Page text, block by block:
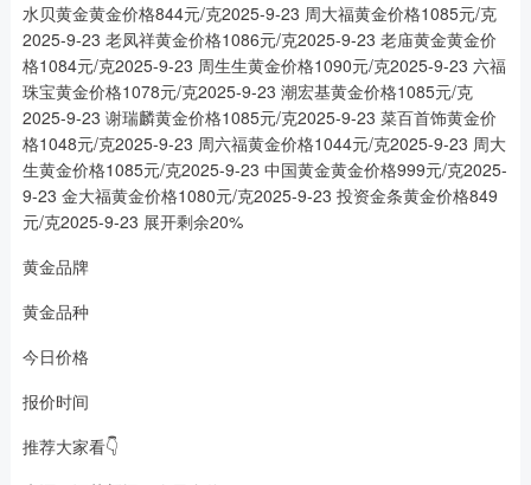
水贝黄金黄金价格844元/克2025-9-23 周大福黄金价格1085元/克
2025-9-23 老凤祥黄金价格1086元/克2025-9-23 老庙黄金黄金价
格1084元/克2025-9-23 周生生黄金价格1090元/克2025-9-23 六福
珠宝黄金价格1078元/克2025-9-23 潮宏基黄金价格1085元/克
2025-9-23 谢瑞麟黄金价格1085元/克2025-9-23 菜百首饰黄金价
格1048元/克2025-9-23 周六福黄金价格1044元/克2025-9-23 周大
生黄金价格1085元/克2025-9-23 中国黄金黄金价格999元/克2025-
9-23 金大福黄金价格1080元/克2025-9-23 投资金条黄金价格849
元/克2025-9-23 展开剩余20%
黄金品牌
黄金品种
今日价格
报价时间
推荐大家看👇